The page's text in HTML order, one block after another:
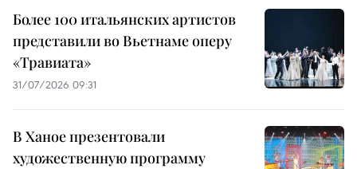
Более 100 итальянских артистов
представили во Вьетнаме оперу
«Травиата»
31/07/2026 09:31
В Ханое презентовали
художественную программу